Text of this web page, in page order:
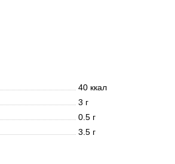
40 ккал
3 г
0.5 г
3.5 г